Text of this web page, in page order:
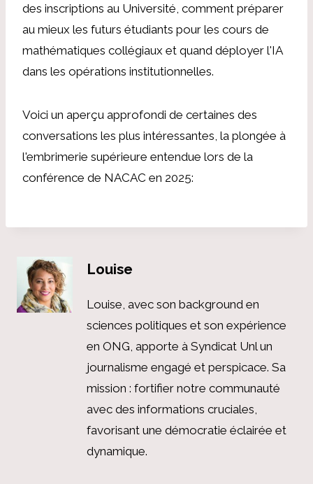
des inscriptions au Université, comment préparer
au mieux les futurs étudiants pour les cours de
mathématiques collégiaux et quand déployer l'IA
dans les opérations institutionnelles.
Voici un aperçu approfondi de certaines des
conversations les plus intéressantes, la plongée à
l'embrimerie supérieure entendue lors de la
conférence de NACAC en 2025:
Louise
Louise, avec son background en
sciences politiques et son expérience
en ONG, apporte à Syndicat Unl un
journalisme engagé et perspicace. Sa
mission : fortifier notre communauté
avec des informations cruciales,
favorisant une démocratie éclairée et
dynamique.